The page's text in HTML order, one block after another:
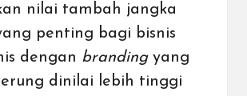
nilai tambah jangka
penting bagi bisnis
dengan brandingyang
dinilai lebih tinggi